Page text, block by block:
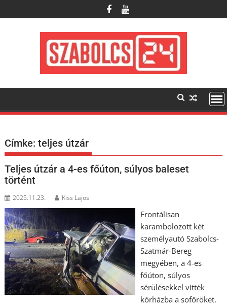
to
Címke:teljes útzár
Teljes útzár a 4-es főúton, súlyos baleset
történt
2025.11.23. Kiss Lajos
Frontálisan
karambolozott két
személyautó Szabolcs-
Szatmár-Bereg
megyében, a 4-es
főúton, súlyos
sérülésekkel vitték
kórházba a sofőröket.